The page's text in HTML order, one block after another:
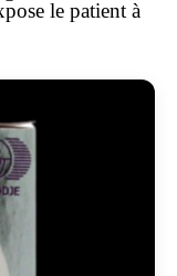
le patient à